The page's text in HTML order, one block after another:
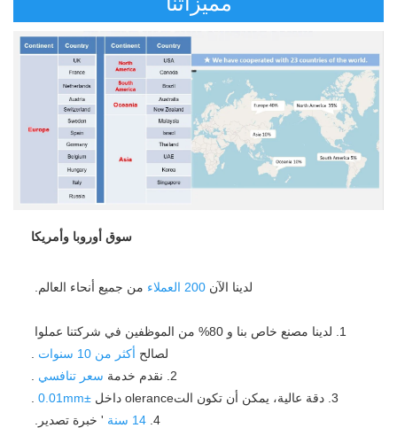
سوق أوروبا وأمريكا
لدينا الآن 200 العملاء من جميع أنحاء العالم.
1. لدينا مصنع خاص بنا و 80% من الموظفين في شركتنا عملوا
لصالح أكثر من 10 سنوات
.
سعر تنافسي .
±0.01mm
.
14 سنة
' خبرة تصدير.